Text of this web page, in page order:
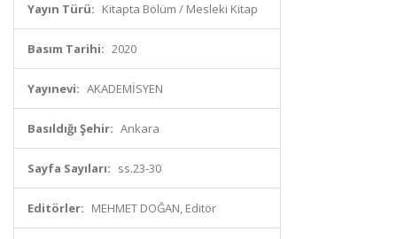
Yayın Türü: Kitapta Bölüm / Mesleki Kitap
Basım Tarihi: 2020
Yayınevi: AKADEMİSYEN
Basıldığı Şehir: Ankara
Sayfa Sayıları: ss.23-30
Editörler: MEHMET DOĞAN, Editör